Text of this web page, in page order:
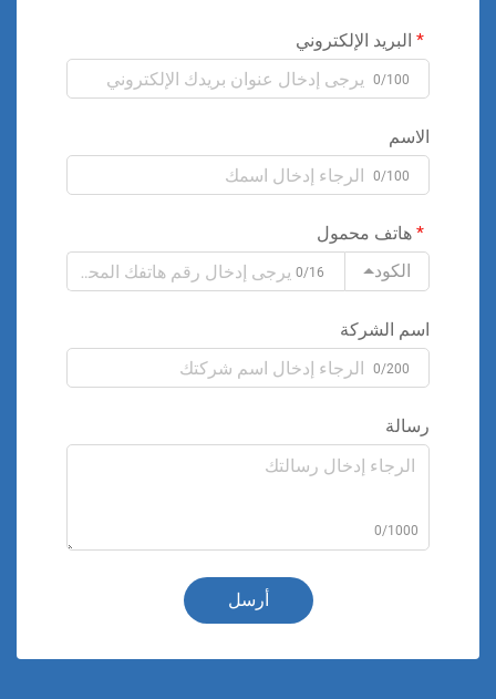
البريد الإلكتروني
0/100
الاسم
0/100
هاتف محمول
الكود
0/16
اسم الشركة
0/200
رسالة
0/1000
أرسل